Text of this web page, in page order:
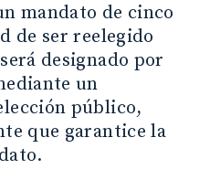
mandato de cinco
de ser reelegido
designado por
un
público,
que garantice la